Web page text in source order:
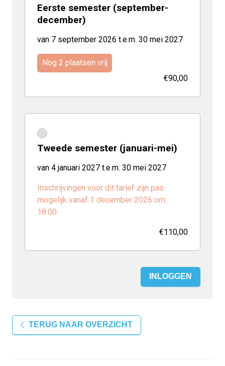
Eerste semester (september-
december)
van 7 september 2026 t.e.m. 30 mei 2027
Nog 2 plaatsen vrij
€90,00
Tweede semester (januari-mei)
van 4 januari 2027 t.e.m. 30 mei 2027
Inschrijvingen voor dit tarief zijn pas
mogelijk vanaf 1 december 2026 om
18:00.
€110,00
INLOGGEN
TERUG NAAR OVERZICHT